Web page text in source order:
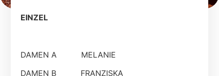
EINZEL
DAMEN A MELANIE
DAMEN B FRANZISKA